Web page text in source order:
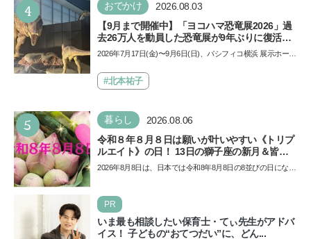
4 おでかけ 2026.08.03
【9月まで開催中】「ヨコハマ恐竜展2026」過
去26万人を動員した恐竜展が9年ぶりに復活！
夏休みのおでかけで楽しむポイントを完全ガイ
2026年7月17日(金)〜9月6日(日)、パシフィコ横浜 展示ホール
催…
#北本祐子
5 暮らし 2026.08.06
令和８年８月８日は願いが叶いやすい《トリプ
ルエイト》の日！ 13日の獅子座の新月＆皆既
日食の影響にも注目
2026年8月8日は、日本では令和8年8月8日の8並びの日になり
PR
いま最も相談したい保育士・てぃ先生がアドバ
イス！ 子どもの“おてつだい”に、どん...